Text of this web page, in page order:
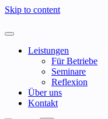
Skip to content
Leistungen
Für Betriebe
Seminare
Reflexion
Über uns
Kontakt